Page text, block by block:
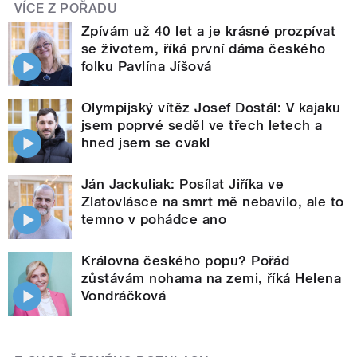
VÍCE Z POŘADU
Zpívám už 40 let a je krásné prozpívat
se životem, říká první dáma českého
folku Pavlína Jíšová
Olympijský vítěz Josef Dostál: V kajaku
jsem poprvé seděl ve třech letech a
hned jsem se cvakl
Ján Jackuliak: Posílat Jiříka ve
Zlatovlásce na smrt mě nebavilo, ale to
temno v pohádce ano
Královna českého popu? Pořád
zůstávám nohama na zemi, říká Helena
Vondráčková